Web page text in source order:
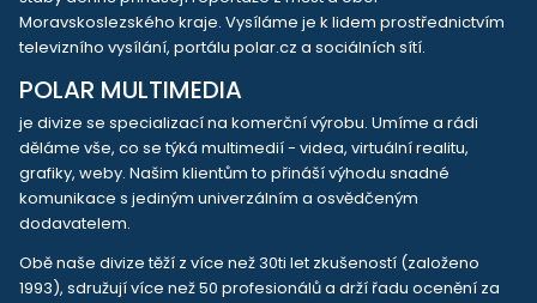
Moravskoslezského kraje. Vysíláme je k lidem prostřednictvím
televizního vysílání, portálu polar.cz a sociálních sítí.
POLAR MULTIMEDIA
je divize se specializací na komerční výrobu. Umíme a rádi
děláme vše, co se týká multimedií - videa, virtuální realitu,
grafiky, weby. Našim klientům to přináší výhodu snadné
komunikace s jediným univerzálním a osvědčeným
dodavatelem.
Obě naše divize těží z více než 30ti let zkušeností (založeno
1993), sdružují více než 50 profesionálů a drží řadu ocenění za